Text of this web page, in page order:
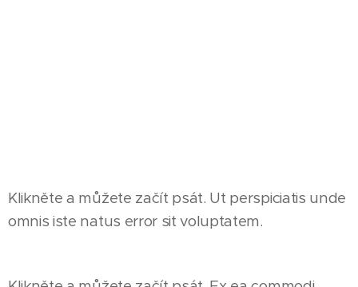
Klikněte a můžete začít psát. Ut perspiciatis unde
omnis iste natus error sit voluptatem.